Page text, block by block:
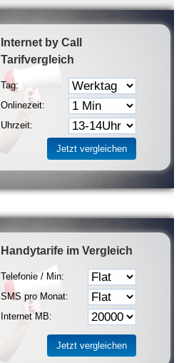
Internet by Call
Tarifvergleich
Tag:
Onlinezeit:
Uhrzeit:
Handytarife im Vergleich
Telefonie / Min:
SMS pro Monat:
Internet MB: